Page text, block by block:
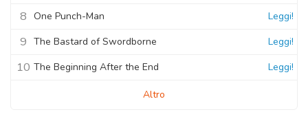
8 One Punch-Man Leggi!
9 The Bastard of Swordborne Leggi!
10 The Beginning After the End Leggi!
Altro